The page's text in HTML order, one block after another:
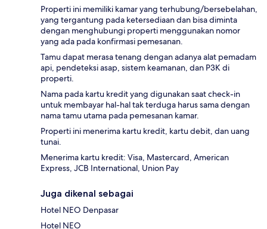
Properti ini memiliki kamar yang terhubung/bersebelahan,
yang tergantung pada ketersediaan dan bisa diminta
dengan menghubungi properti menggunakan nomor
yang ada pada konfirmasi pemesanan.
Tamu dapat merasa tenang dengan adanya alat pemadam
api, pendeteksi asap, sistem keamanan, dan P3K di
properti.
Nama pada kartu kredit yang digunakan saat check-in
untuk membayar hal-hal tak terduga harus sama dengan
nama tamu utama pada pemesanan kamar.
Properti ini menerima kartu kredit, kartu debit, dan uang
tunai.
Menerima kartu kredit: Visa, Mastercard, American
Express, JCB International, Union Pay
Juga dikenal sebagai
Hotel NEO Denpasar
Hotel NEO